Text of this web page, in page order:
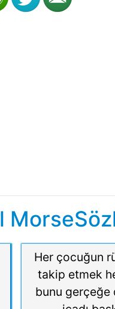
Her çocuğun
takip etmek
bunu gerçeğe